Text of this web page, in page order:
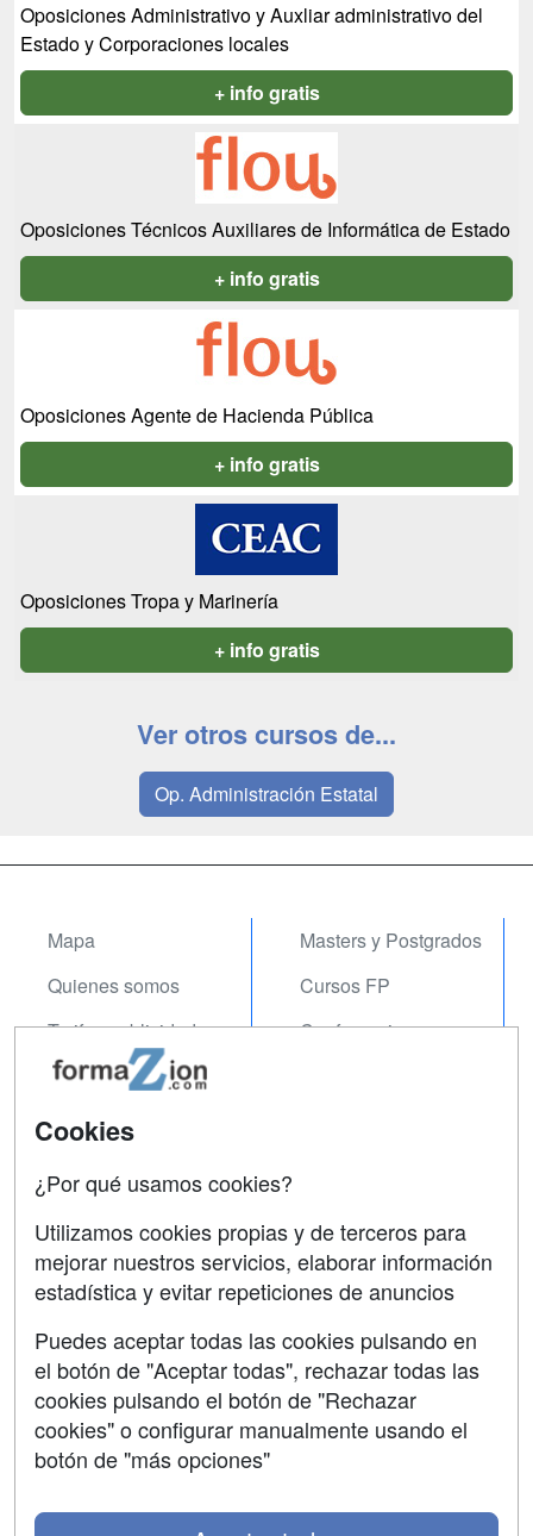
Oposiciones Administrativo y Auxliar administrativo del
Estado y Corporaciones locales
+ info gratis
Oposiciones Técnicos Auxiliares de Informática de Estado
+ info gratis
Oposiciones Agente de Hacienda Pública
+ info gratis
Oposiciones Tropa y Marinería
+ info gratis
Ver otros cursos de...
Op. Administración Estatal
Mapa
Quienes somos
Tarifas publicidad
Acceso Usuarios
Acceso Centros
Masters y Postgrados
Cursos FP
Conferencias
Contactar
Confidencialidad
Aviso legal
Copyleft
Cookies
¿Por qué usamos cookies?
Utilizamos cookies propias y de terceros para
mejorar nuestros servicios, elaborar información
estadística y evitar repeticiones de anuncios
Puedes aceptar todas las cookies pulsando en
el botón de "Aceptar todas", rechazar todas las
cookies pulsando el botón de "Rechazar
cookies" o configurar manualmente usando el
botón de "más opciones"